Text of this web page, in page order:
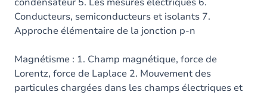
Conducteurs, semiconducteurs et isolants 7.
Approche élémentaire de la jonction p-n
Magnétisme : 1. Champ magnétique, force de
Lorentz, force de Laplace 2. Mouvement des
particules chargées dans les champs électriques et